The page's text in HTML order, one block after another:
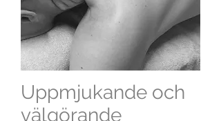
Uppmjukande och
välgörande